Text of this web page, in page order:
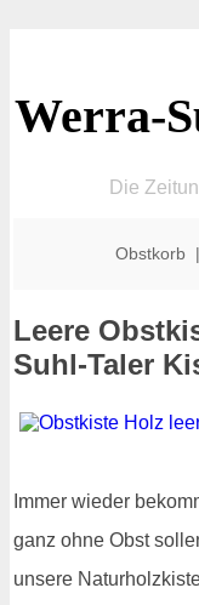
Werra-
Die
Obstkorb |
Leere
Suhl-Taler
Immer wieder
ganz ohne Obst
unsere